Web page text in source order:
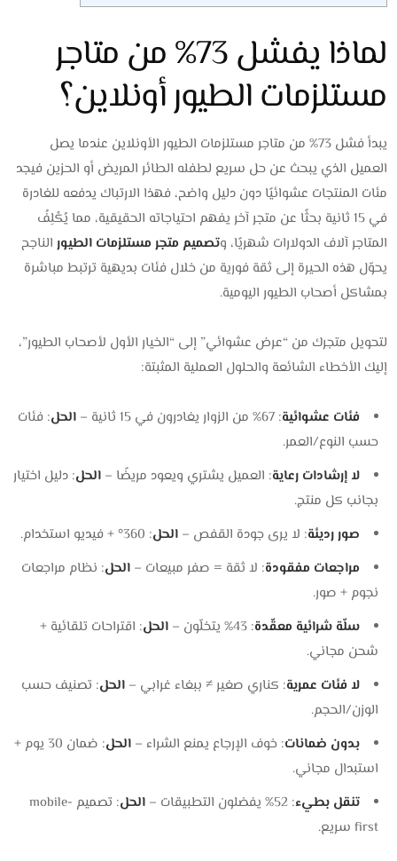
لماذا يفشل 73% من متاجر
مستلزمات الطيور أونلاين؟
يبدأ فشل 73% من متاجر مستلزمات الطيور الأونلاين عندما يصل
العميل الذي يبحث عن حل سريع لطفله الطائر المريض أو الحزين فيجد
مئات المنتجات عشوائيًا دون دليل واضح، فهذا الارتباك يدفعه للغادرة
في 15 ثانية بحثًا عن متجر آخر يفهم احتياجاته الحقيقية، مما يُكْلِفُ
المتاجر آلاف الدولارات شهريًا، وتصميم متجر مستلزمات الطيور الناجح
يحوّل هذه الحيرة إلى ثقة فورية من خلال فئات بديهية ترتبط مباشرة
بمشاكل أصحاب الطيور اليومية.
لتحويل متجرك من “عرض عشوائي” إلى “الخيار الأول لأصحاب الطيور”،
إليك الأخطاء الشائعة والحلول العملية المثبتة:
فئات عشوائية: 67% من الزوار يغادرون في 15 ثانية – الحل: فئات
حسب النوع/العمر.
لا إرشادات رعاية: العميل يشتري ويعود مريضًا –الحل: دليل اختيار
بجانب كل منتج.
صور رديئة: لا يرى جودة القفص –الحل: 360° + فيديو استخدام.
مراجعات مفقودة: لا ثقة = صفر مبيعات –الحل: نظام مراجعات
نجوم + صور.
سلّة شرائية معقّدة: 43% يتخلّون – الحل: اقتراحات تلقائية +
شحن مجاني.
لا فئات عمرية: كناري صغير ≠ ببغاء غرابي –الحل: تصنيف حسب
الوزن/الحجم.
بدون ضمانات: خوف الإرجاع يمنع الشراء –الحل
: ضمان 30 يوم +
استبدال مجاني.
تنقل بطيء: 52% يفضلون التطبيقات – الحل
: تصميم mobile-
first سريع.